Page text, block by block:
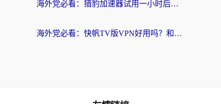
海外党必看：猎豹加速器试用一小时后，我终于找到无缝访问国内资源的正确姿势
海外党必看：快帆TV版VPN好用吗？和畅游VPN对比哪个回国效果更好？附实用选择指南